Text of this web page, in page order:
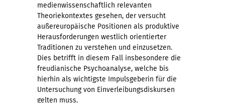
medienwissenschaftlich relevanten
Theoriekontextes gesehen, der versucht
außereuropäische Positionen als produktive
Herausforderungen westlich orientierter
Traditionen zu verstehen und einzusetzen.
Dies betrifft in diesem Fall insbesondere die
freudianische Psychoanalyse, welche bis
hierhin als wichtigste Impulsgeberin für die
Untersuchung von Einverleibungsdiskursen
gelten muss.